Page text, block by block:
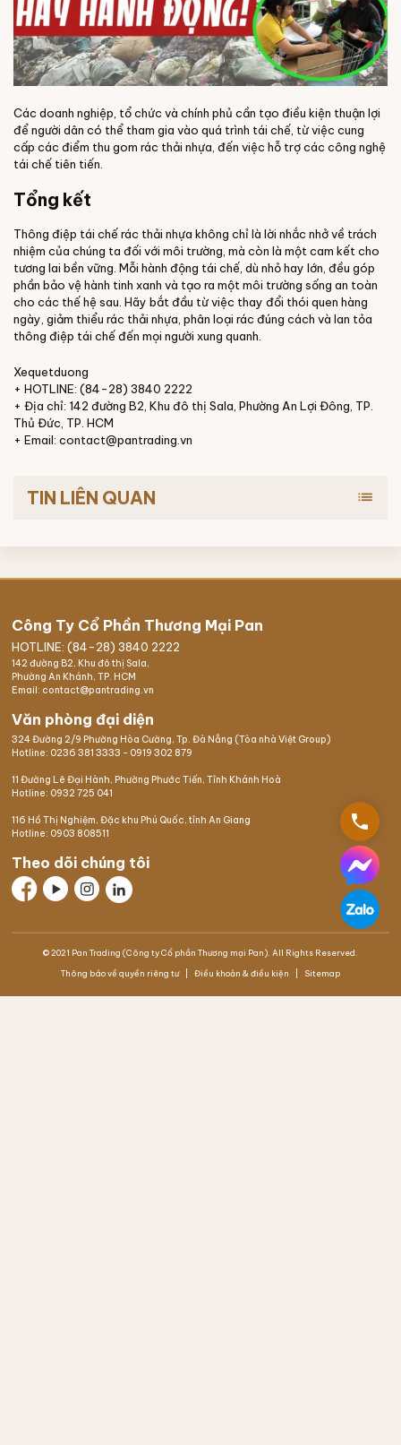
Các doanh nghiệp, tổ chức và chính phủ cần tạo điều kiện thuận lợi
để người dân có thể tham gia vào quá trình tái chế, từ việc cung
cấp các điểm thu gom rác thải nhựa, đến việc hỗ trợ các công nghệ
tái chế tiên tiến.
Tổng kết
Thông điệp tái chế rác thải nhựa không chỉ là lời nhắc nhở về trách
nhiệm của chúng ta đối với môi trường, mà còn là một cam kết cho
tương lai bền vững. Mỗi hành động tái chế, dù nhỏ hay lớn, đều góp
phần bảo vệ hành tinh xanh và tạo ra một môi trường sống an toàn
cho các thế hệ sau. Hãy bắt đầu từ việc thay đổi thói quen hàng
ngày, giảm thiểu rác thải nhựa, phân loại rác đúng cách và lan tỏa
thông điệp tái chế đến mọi người xung quanh.
Xequetduong
+ HOTLINE: (84-28) 3840 2222
+ Địa chỉ: 142 đường B2, Khu đô thị Sala, Phường An Lợi Đông, TP.
Thủ Đức, TP. HCM
+ Email: contact@pantrading.vn
TIN LIÊN QUAN list
Công Ty Cổ Phần Thương Mại Pan
HOTLINE: (84-28) 3840 2222
142 đường B2, Khu đô thị Sala,
Phường An Khánh, TP. HCM
Email: contact@pantrading.vn
Văn phòng đại diện
324 Đường 2/9 Phường Hòa Cường, Tp. Đà Nẵng (Tòa nhà Việt Group)
Hotline: 0236 381 3333 - 0919 302 879
11 Đường Lê Đại Hành, Phường Phước Tiến, Tỉnh Khánh Hoà
Hotline: 0932 725 041
116 Hồ Thị Nghiệm, Đặc khu Phú Quốc, tỉnh An Giang
Hotline: 0903 808511
Theo dõi chúng tôi
© 2021 Pan Trading (Công ty Cổ phần Thương mại Pan). All Rights Reserved.
Thông báo về quyền riêng tư Điều khoản & điều kiện Sitemap
phone